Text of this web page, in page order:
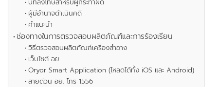
บทลงโทษสำหรับผู้กระทำผิด
ผู้มีอำนาจดำเนินคดี
คำแนะนำ
ช่องทางในการตรวจสอบผลิตภัณฑ์และการร้องเรียน
วิธีตรวจสอบผลิตภัณฑ์เครื่องสำอาง
เว็บไซต์ อย.
Oryor Smart Application (โหลดได้ทั้ง iOS และ Android)
สายด่วน อย. โทร 1556